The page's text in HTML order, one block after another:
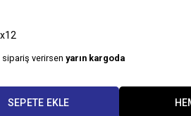
verirsen yarın kargoda